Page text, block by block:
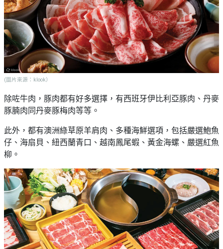
(圖片來源：klook）
除咗牛肉，豚肉都有好多選擇，有西班牙伊比利亞豚肉、丹麥
豚腩肉同丹麥豚梅肉等等。
此外，都有澳洲綠草原羊肩肉、多種海鮮選項，包括嚴選鮑魚
仔、海扇貝、紐西蘭青口、越南鳳尾蝦、黃金海螺、嚴選紅魚
柳。